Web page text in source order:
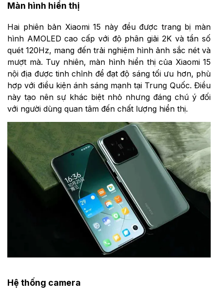
Màn hình hiển thị
Hai phiên bản Xiaomi 15 này đều được trang bị màn
hình AMOLED cao cấp với độ phân giải 2K và tần số
quét 120Hz, mang đến trải nghiệm hình ảnh sắc nét và
mượt mà. Tuy nhiên, màn hình hiển thị của Xiaomi 15
nội địa được tinh chỉnh để đạt độ sáng tối ưu hơn, phù
hợp với điều kiện ánh sáng mạnh tại Trung Quốc. Điều
này tạo nên sự khác biệt nhỏ nhưng đáng chú ý đối
với người dùng quan tâm đến chất lượng hiển thị.
Hệ thống camera